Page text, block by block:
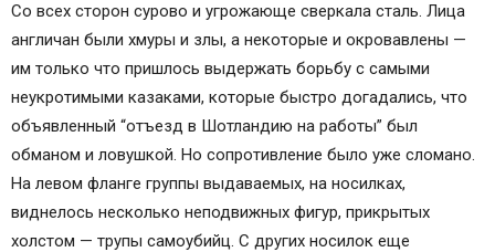
Со всех сторон сурово и угрожающе сверкала сталь. Лица
англичан были хмуры и злы, а некоторые и окровавлены —
им только что пришлось выдержать борьбу с самыми
неукротимыми казаками, которые быстро догадались, что
объявленный “отъезд в Шотландию на работы” был
обманом и ловушкой. Но сопротивление было уже сломано.
На левом фланге группы выдаваемых, на носилках,
виднелось несколько неподвижных фигур, прикрытых
холстом — трупы самоубийц. С других носилок еще